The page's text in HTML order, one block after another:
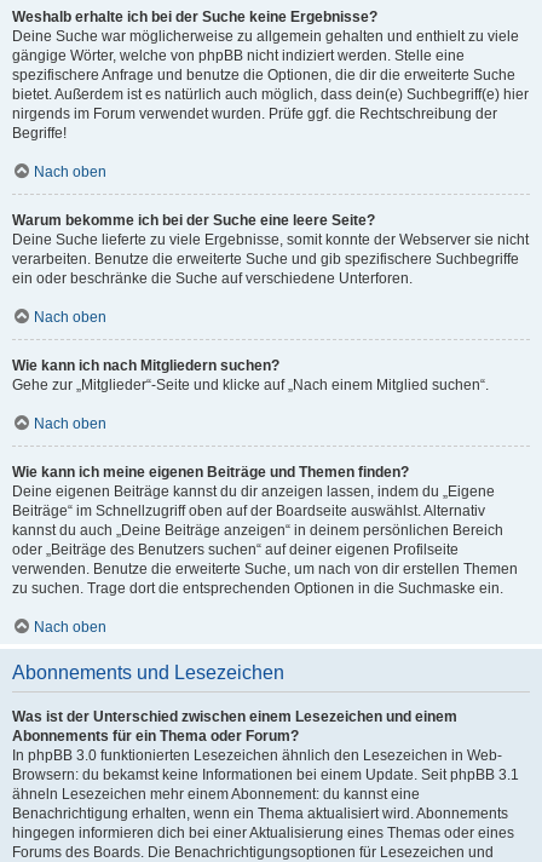
Weshalb erhalte ich bei der Suche keine Ergebnisse?
Deine Suche war möglicherweise zu allgemein gehalten und enthielt zu viele
gängige Wörter, welche von phpBB nicht indiziert werden. Stelle eine
spezifischere Anfrage und benutze die Optionen, die dir die erweiterte Suche
bietet. Außerdem ist es natürlich auch möglich, dass dein(e) Suchbegriff(e) hier
nirgends im Forum verwendet wurden. Prüfe ggf. die Rechtschreibung der
Begriffe!
Nach oben
Warum bekomme ich bei der Suche eine leere Seite?
Deine Suche lieferte zu viele Ergebnisse, somit konnte der Webserver sie nicht
verarbeiten. Benutze die erweiterte Suche und gib spezifischere Suchbegriffe
ein oder beschränke die Suche auf verschiedene Unterforen.
Nach oben
Wie kann ich nach Mitgliedern suchen?
Gehe zur „Mitglieder“-Seite und klicke auf „Nach einem Mitglied suchen“.
Nach oben
Wie kann ich meine eigenen Beiträge und Themen finden?
Deine eigenen Beiträge kannst du dir anzeigen lassen, indem du „Eigene
Beiträge“ im Schnellzugriff oben auf der Boardseite auswählst. Alternativ
kannst du auch „Deine Beiträge anzeigen“ in deinem persönlichen Bereich
oder „Beiträge des Benutzers suchen“ auf deiner eigenen Profilseite
verwenden. Benutze die erweiterte Suche, um nach von dir erstellen Themen
zu suchen. Trage dort die entsprechenden Optionen in die Suchmaske ein.
Nach oben
Abonnements und Lesezeichen
Was ist der Unterschied zwischen einem Lesezeichen und einem
Abonnements für ein Thema oder Forum?
In phpBB 3.0 funktionierten Lesezeichen ähnlich den Lesezeichen in Web-
Browsern: du bekamst keine Informationen bei einem Update. Seit phpBB 3.1
ähneln Lesezeichen mehr einem Abonnement: du kannst eine
Benachrichtigung erhalten, wenn ein Thema aktualisiert wird. Abonnements
hingegen informieren dich bei einer Aktualisierung eines Themas oder eines
Forums des Boards. Die Benachrichtigungsoptionen für Lesezeichen und